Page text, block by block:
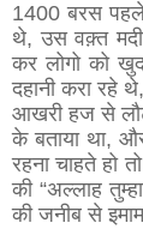
1400 बरस
थे, उस वक़्त
कर लोगो को
दहानी करा रहे
आखरी हज से
के बताया था,
रहना चाहते हो
की “अल्लाह
की जनीब से